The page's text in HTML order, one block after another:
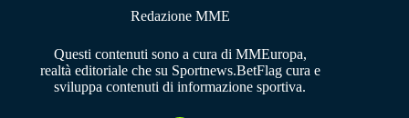
Redazione MME
Questi contenuti sono a cura di MMEuropa,
realtà editoriale che su Sportnews.BetFlag cura e
sviluppa contenuti di informazione sportiva.